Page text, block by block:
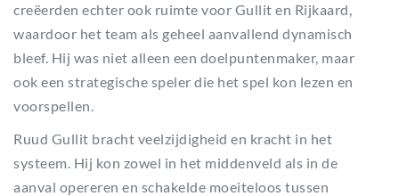
creëerden echter ook ruimte voor Gullit en Rijkaard,
waardoor het team als geheel aanvallend dynamisch
bleef. Hij was niet alleen een doelpuntenmaker, maar
ook een strategische speler die het spel kon lezen en
voorspellen.
Ruud Gullit bracht veelzijdigheid en kracht in het
systeem. Hij kon zowel in het middenveld als in de
aanval opereren en schakelde moeiteloos tussen